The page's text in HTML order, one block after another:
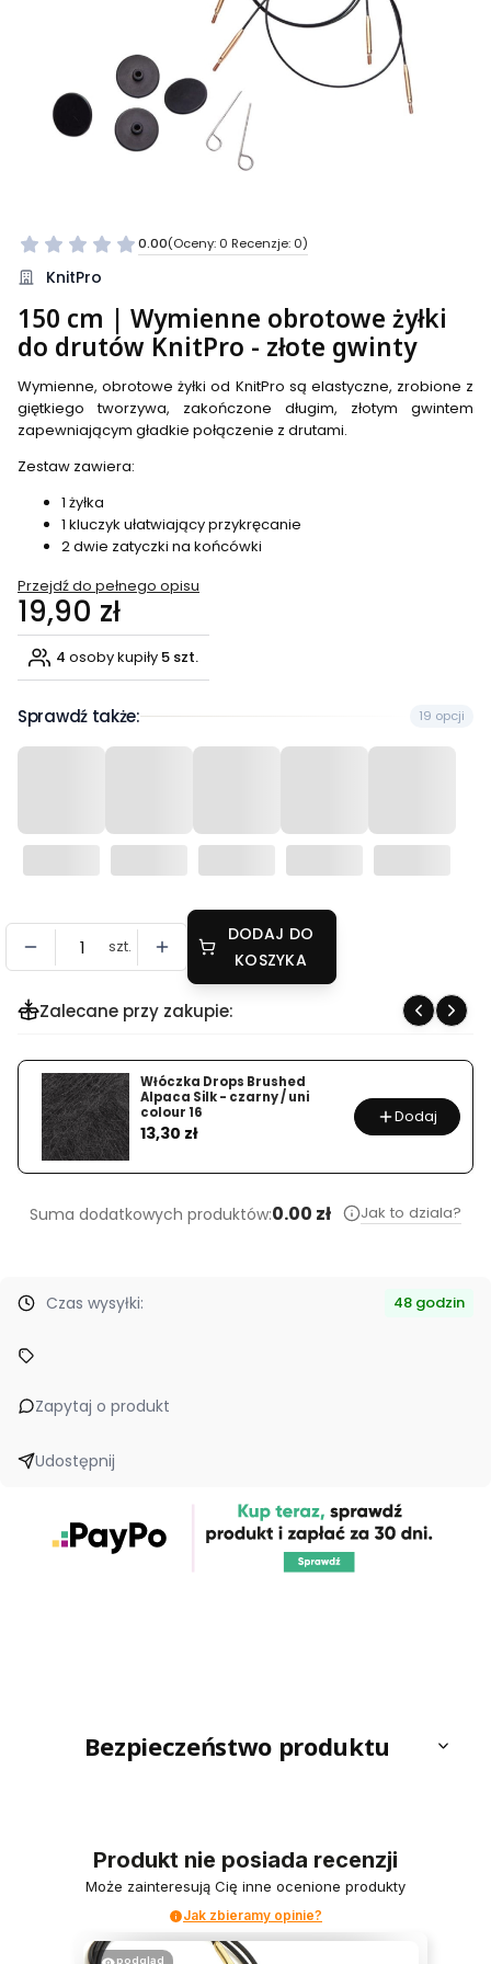
0.00(Oceny: 0 Recenzje: 0)
Przejdź do sekcji Opinie
KnitPro
150 cm | Wymienne obrotowe żyłki
do drutów KnitPro - złote gwinty
Wymienne, obrotowe żyłki od KnitPro są elastyczne, zrobione z
giętkiego tworzywa, zakończone długim, złotym gwintem
zapewniającym gładkie połączenie z drutami.
Zestaw zawiera:
1 żyłka
1 kluczyk ułatwiający przykręcanie
2 dwie zatyczki na końcówki
Przejdź do pełnego opisu
Cena
19,90 zł
4 osoby kupiły 5 szt.
Sprawdź także: 19 opcji
szt.
DODAJ DO
KOSZYKA
Zalecane przy zakupie:
Włóczka Drops Brushed
Alpaca Silk - czarny / uni
colour 16
Cena
13,30 zł
Dodaj
Suma dodatkowych produktów:0.00 zł Jak to dziala?
Czas wysyłki: 48 godzin
Zapytaj o produkt
Udostępnij
Bezpieczeństwo produktu
Produkt nie posiada recenzji
Może zainteresują Cię inne ocenione produkty
Jak zbieramy opinie?
podgląd